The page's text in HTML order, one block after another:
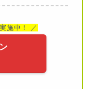
施中！ ／